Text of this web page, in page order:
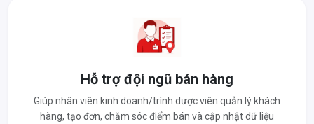
Hỗ trợ đội ngũ bán hàng
Giúp nhân viên kinh doanh/trình dược viên quản lý khách
hàng, tạo đơn, chăm sóc điểm bán và cập nhật dữ liệu